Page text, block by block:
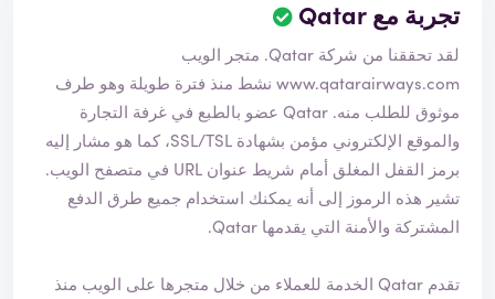
تجربة مع Qatar
لقد تحققنا من شركة Qatar. متجر الويب
www.qatarairways.com نشط منذ فترة طويلة وهو طرف
موثوق للطلب منه. Qatar عضو بالطبع في غرفة التجارة
والموقع الإلكتروني مؤمن بشهادة SSL/TSL، كما هو مشار إليه
برمز القفل المغلق أمام شريط عنوان URL في متصفح الويب.
تشير هذه الرموز إلى أنه يمكنك استخدام جميع طرق الدفع
المشتركة والأمنة التي يقدمها Qatar.
تقدم Qatar الخدمة للعملاء من خلال متجرها على الويب منذ